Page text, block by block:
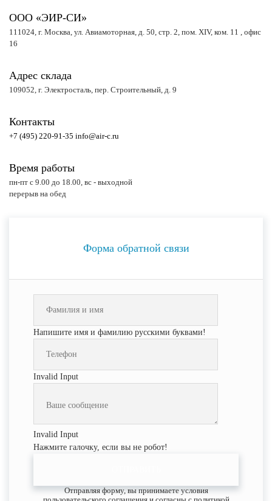
ООО «ЭИР-СИ»
111024, г. Москва, ул. Авиамоторная, д. 50, стр. 2, пом. XIV, ком. 11 , офис
16
Адрес склада
109052, г. Электросталь, пер. Строительный, д. 9
Контакты
+7 (495) 220-91-35 info@air-c.ru
Время работы
пн-пт с 9.00 до 18.00, вс - выходной
перерыв на обед
Форма обратной связи
Напишите имя и фамилию русскими буквами!
Invalid Input
Invalid Input
Нажмите галочку, если вы не робот!
Отправляя форму, вы принимаете условия